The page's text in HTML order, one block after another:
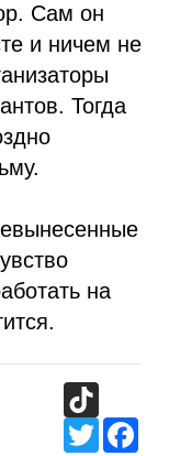
Сам он
и ничем не
Тогда
на
Twitter